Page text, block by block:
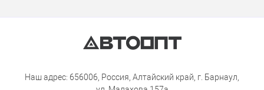
Наш адрес: 656006, Россия, Алтайский край, г. Барнаул,